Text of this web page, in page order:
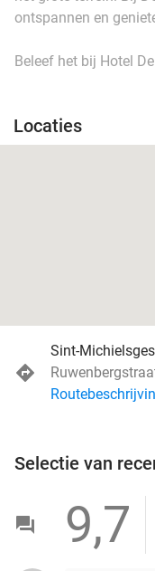
ontspannen en
Beleef het bij Hotel
Locaties
Sint-
Selectie van
9,7